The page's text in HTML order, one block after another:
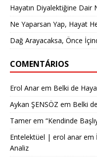
Hayatın Diyalektiğine Dair
Ne Yaparsan Yap, Hayat
Dağ Arayacaksa, Önce
COMENTÁRIOS
Erol Anarem Belki de
Aykan ŞENSÖZ em Belki
Tamerem “Kendinde
Entelektüel | erol anarem
Analiz